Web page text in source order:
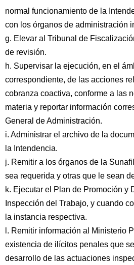
normal funcionamiento de la
con los órganos de administración
g. Elevar al Tribunal de
de revisión.
h. Supervisar la ejecución, en el
correspondiente, de las acciones
cobranza coactiva, conforme a las
materia y reportar información
General de Administración.
i. Administrar el archivo de la
la Intendencia.
j. Remitir a los órganos de la
sea requerida y otras que le sean
k. Ejecutar el Plan de Promoción y
Inspección del Trabajo, y cuando
la instancia respectiva.
l. Remitir información al Ministerio
existencia de ilícitos penales que
desarrollo de las actuaciones